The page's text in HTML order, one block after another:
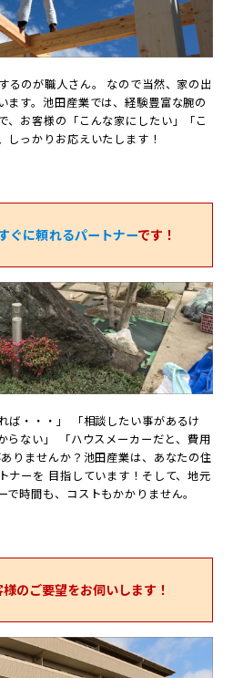
るのが職人さん。
なので当然、家の出
ます。池田産業では、経験豊富な腕の
お客様の「こんな家にしたい」「こ
しっかりお応えいたします！
ぐに頼れるパートナーです！
ば・・・」
「相談したい事があるけ
ない」
「ハウスメーカーだと、費用
りませんか？池田産業は、あなたの住
ナーを 目指しています！ そして、地元
時間も、コストもかかりません。
のご要望をお伺いします！